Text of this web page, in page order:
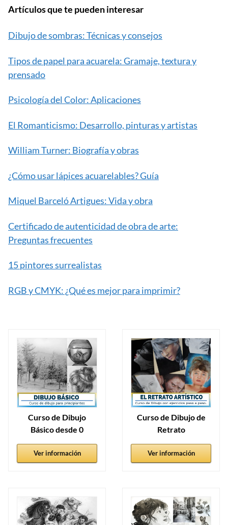
Artículos que te pueden interesar
Dibujo de sombras: Técnicas y consejos
Tipos de papel para acuarela: Gramaje, textura y
prensado
Psicología del Color: Aplicaciones
El Romanticismo: Desarrollo, pinturas y artistas
William Turner: Biografía y obras
¿Cómo usar lápices acuarelables? Guía
Miquel Barceló Artigues: Vida y obra
Certificado de autenticidad de obra de arte:
Preguntas frecuentes
15 pintores surrealistas
RGB y CMYK: ¿Qué es mejor para imprimir?
Curso de Dibujo
Básico desde 0
Ver información
Curso de Dibujo de
Retrato
Ver información